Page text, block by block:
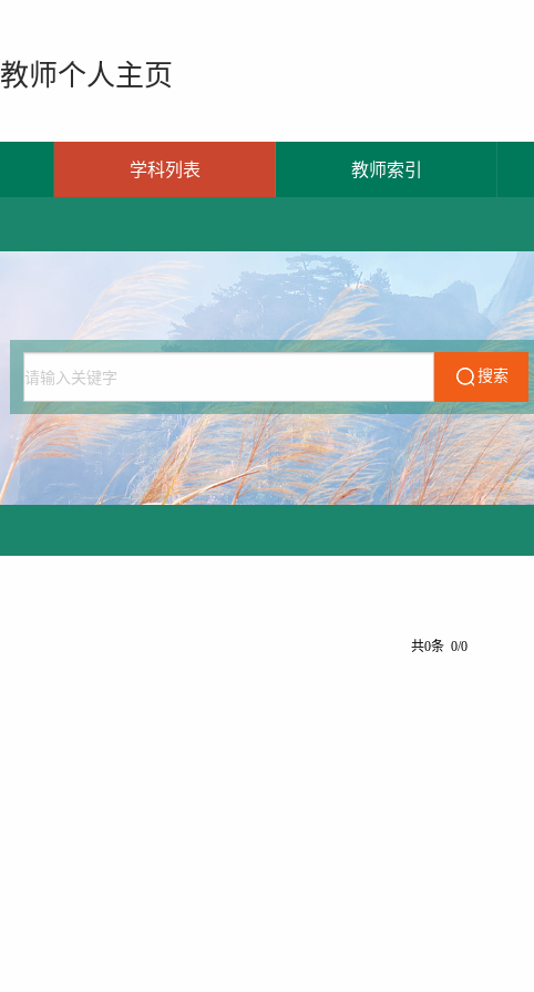
教师个人主页
学科列表 教师索引
搜索
共0条 0/0